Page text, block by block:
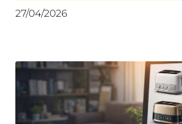
27/04/2026